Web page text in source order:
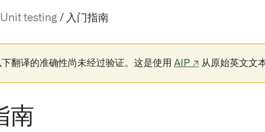
Unit testing 入门指南
翻译的准确性尚未经过验证。这是使用 AIP ↗ 从原始英文文
南